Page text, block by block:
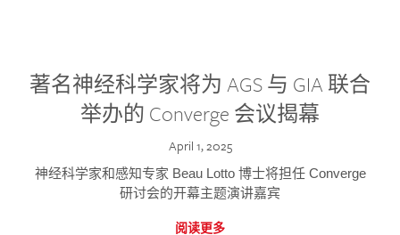
著名神经科学家将为 AGS 与 GIA 联合
举办的 Converge 会议揭幕
April 1, 2025
神经科学家和感知专家 Beau Lotto 博士将担任 Converge
研讨会的开幕主题演讲嘉宾
阅读更多